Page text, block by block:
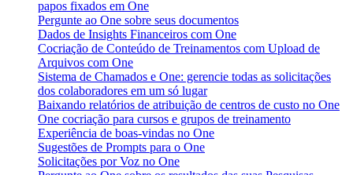
papos fixados em One
Pergunte ao One sobre seus documentos
Dados de Insights Financeiros com One
Cocriação de Conteúdo de Treinamentos com Upload de
Arquivos com One
Sistema de Chamados e One: gerencie todas as solicitações
dos colaboradores em um só lugar
Baixando relatórios de atribuição de centros de custo no One
One cocriação para cursos e grupos de treinamento
Experiência de boas-vindas no One
Sugestões de Prompts para o One
Solicitações por Voz no One